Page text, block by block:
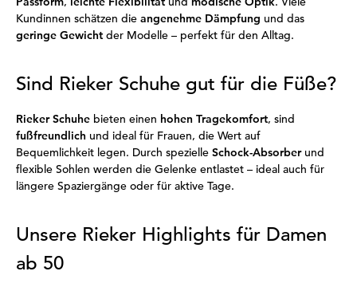
Kundinnen schätzen die angenehme Dämpfung und das
geringe Gewicht der Modelle – perfekt für den Alltag.
Sind Rieker Schuhe gut für die Füße?
Rieker Schuhe bieten einen hohen Tragekomfort, sind
fußfreundlich und ideal für Frauen, die Wert auf
Bequemlichkeit legen. Durch spezielle Schock-Absorberund
flexible Sohlen werden die Gelenke entlastet – ideal auch für
längere Spaziergänge oder für aktive Tage.
Unsere Rieker Highlights für Damen
ab 50